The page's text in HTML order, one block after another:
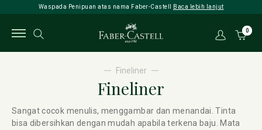
Waspada Penipuan atas nama Faber-Castell Baca lebih lanjut
0
Fineliner
Fineliner
Sangat cocok menulis, menggambar dan menandai. Tinta
bisa dibersihkan dengan mudah apabila terkena baju. Mata